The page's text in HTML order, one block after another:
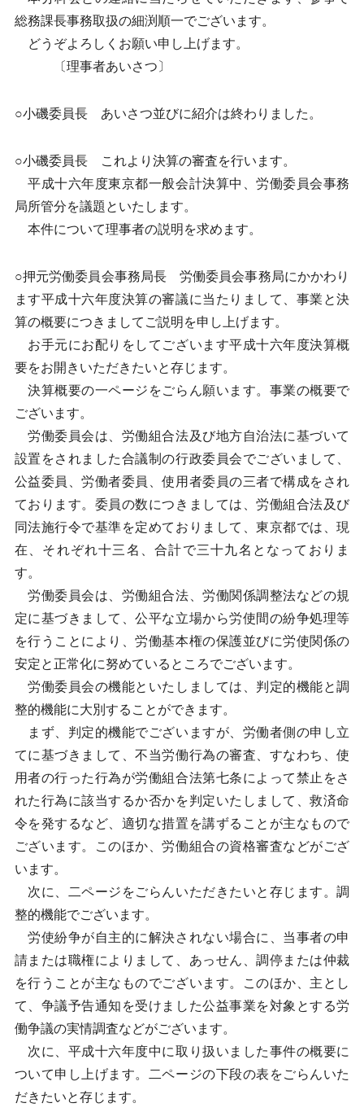
総務課長事務取扱の細渕順一でございます。
どうぞよろしくお願い申し上げます。
〔理事者あいさつ〕
○小磯委員長 あいさつ並びに紹介は終わりました。
○小磯委員長 これより決算の審査を行います。
平成十六年度東京都一般会計決算中、労働委員会事務
局所管分を議題といたします。
本件について理事者の説明を求めます。
○押元労働委員会事務局長 労働委員会事務局にかかわり
ます平成十六年度決算の審議に当たりまして、事業と決
算の概要につきましてご説明を申し上げます。
お手元にお配りをしてございます平成十六年度決算概
要をお開きいただきたいと存じます。
決算概要の一ページをごらん願います。事業の概要で
ございます。
労働委員会は、労働組合法及び地方自治法に基づいて
設置をされました合議制の行政委員会でございまして、
公益委員、労働者委員、使用者委員の三者で構成をされ
ております。委員の数につきましては、労働組合法及び
同法施行令で基準を定めておりまして、東京都では、現
在、それぞれ十三名、合計で三十九名となっておりま
す。
労働委員会は、労働組合法、労働関係調整法などの規
定に基づきまして、公平な立場から労使間の紛争処理等
を行うことにより、労働基本権の保護並びに労使関係の
安定と正常化に努めているところでございます。
労働委員会の機能といたしましては、判定的機能と調
整的機能に大別することができます。
まず、判定的機能でございますが、労働者側の申し立
てに基づきまして、不当労働行為の審査、すなわち、使
用者の行った行為が労働組合法第七条によって禁止をさ
れた行為に該当するか否かを判定いたしまして、救済命
令を発するなど、適切な措置を講ずることが主なもので
ございます。このほか、労働組合の資格審査などがござ
います。
次に、二ページをごらんいただきたいと存じます。調
整的機能でございます。
労使紛争が自主的に解決されない場合に、当事者の申
請または職権によりまして、あっせん、調停または仲裁
を行うことが主なものでございます。このほか、主とし
て、争議予告通知を受けました公益事業を対象とする労
働争議の実情調査などがございます。
次に、平成十六年度中に取り扱いました事件の概要に
ついて申し上げます。二ページの下段の表をごらんいた
だきたいと存じます。